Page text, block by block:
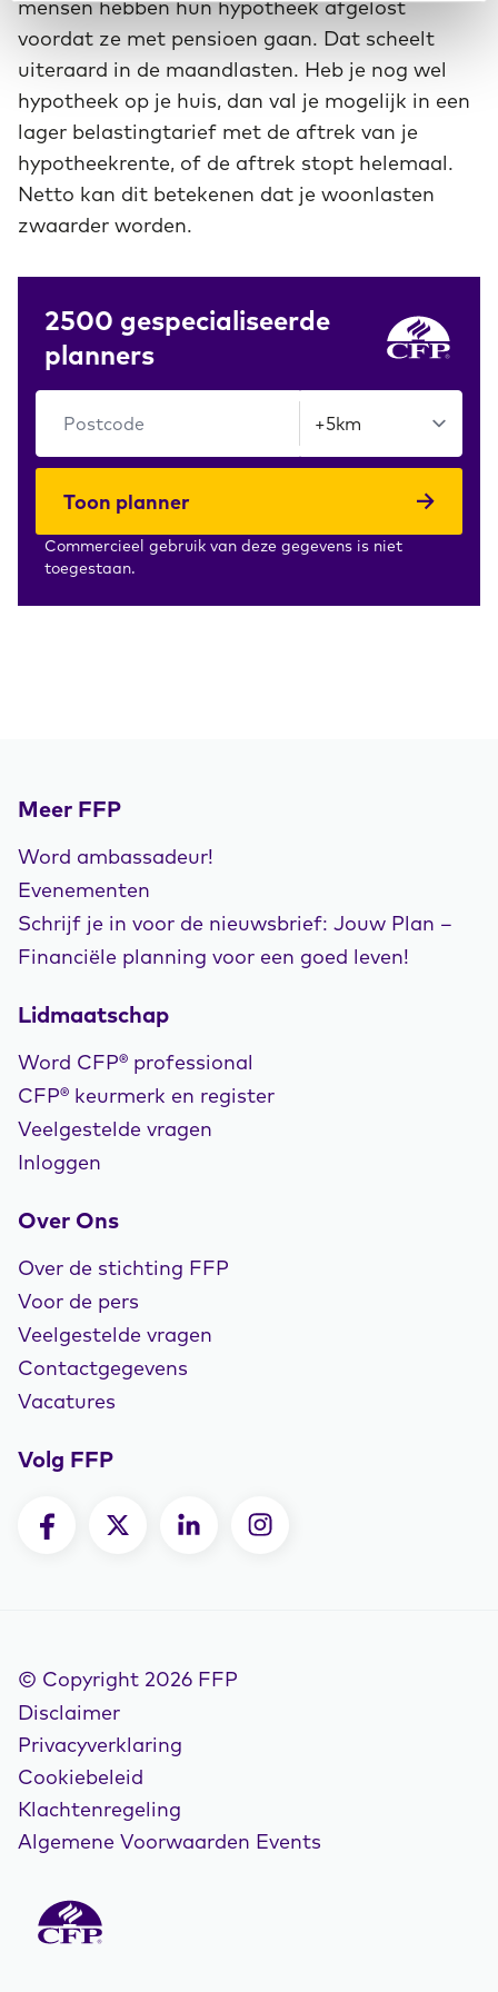
mensen hebben hun hypotheek afgelost
voordat ze met pensioen gaan. Dat scheelt
uiteraard in de maandlasten. Heb je nog wel
hypotheek op je huis, dan val je mogelijk in een
lager belastingtarief met de aftrek van je
hypotheekrente, of de aftrek stopt helemaal.
Netto kan dit betekenen dat je woonlasten
zwaarder worden.
2500 gespecialiseerde
planners
Toon planner
Commercieel gebruik van deze gegevens is niet
toegestaan.
Meer FFP
Word ambassadeur!
Evenementen
Schrijf je in voor de nieuwsbrief: Jouw Plan –
Financiële planning voor een goed leven!
Lidmaatschap
Word CFP® professional
CFP® keurmerk en register
Veelgestelde vragen
Inloggen
Over Ons
Over de stichting FFP
Voor de pers
Veelgestelde vragen
Contactgegevens
Vacatures
Volg FFP
© Copyright 2026 FFP
Disclaimer
Privacyverklaring
Cookiebeleid
Klachtenregeling
Algemene Voorwaarden Events